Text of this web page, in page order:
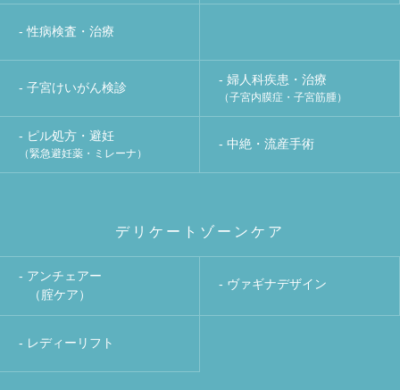
- 性病検査・治療
- 子宮けいがん検診
- 婦人科疾患・治療
（子宮内膜症・子宮筋腫）
- ピル処方・避妊
（緊急避妊薬・ミレーナ）
- 中絶・流産手術
デリケートゾーンケア
- アンチェアー
（腟ケア）
- ヴァギナデザイン
- レディーリフト